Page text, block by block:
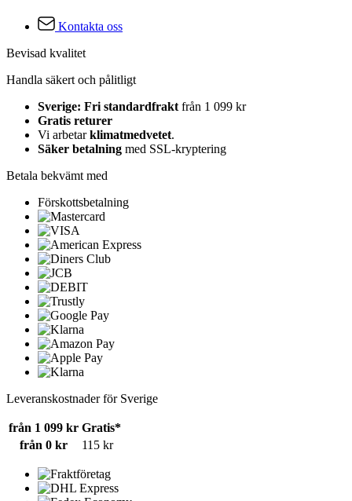
Kontakta oss
Bevisad kvalitet
Handla säkert och pålitligt
Sverige: Fri standardfrakt från 1 099 kr
Gratis returer
Vi arbetarklimatmedvetet.
Säker betalning med SSL-kryptering
Betala bekvämt med
Förskottsbetalning
Leveranskostnader för Sverige
från 1 099 kr Gratis*
från 0 kr
115 kr